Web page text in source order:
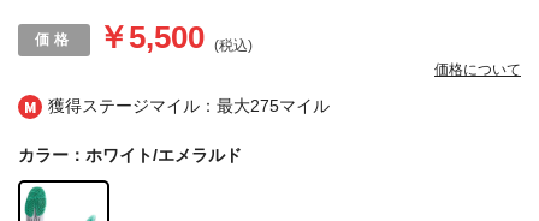
獲得ステージマイル：最大275マイル
￥5,500 (税込)
価格について
カラー：ホワイト/エメラルド